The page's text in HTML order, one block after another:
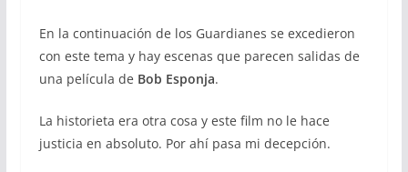
En la continuación de los Guardianes se excedieron
con este tema y hay escenas que parecen salidas de
una película de Bob Esponja.
La historieta era otra cosa y este film no le hace
justicia en absoluto. Por ahí pasa mi decepción.